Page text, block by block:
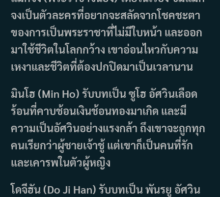
จงเป็นตัวละครที่อยากจะสลัดจากโชคชะตา
ของการเป็นพระราชาที่ไม่มีใบหน้า และออก
มาใช้ชีวิตในโลกกว้าง เขาอ่อนไหวกับความ
เหงาและชีวิตที่ต้องปกปิดมาเป็นเวลานาน
มินโฮ (Min Ho) รับบทเป็น ซูโฮ อัศวินเลือด
ร้อนที่คาบช้อนเงินช้อนทองมาเกิด และมี
ความเป็นอัศวินอย่างแรงกล้า ถึงเขาจะถูกทุก
คนเรียกว่าผู้ชายเจ้าชู้ แต่เขาก็เป็นคนที่รัก
และเคารพในตัวผู้หญิง
โดจีฮัน (Do Ji Han) รับบทเป็น พันรยู อัศวิน